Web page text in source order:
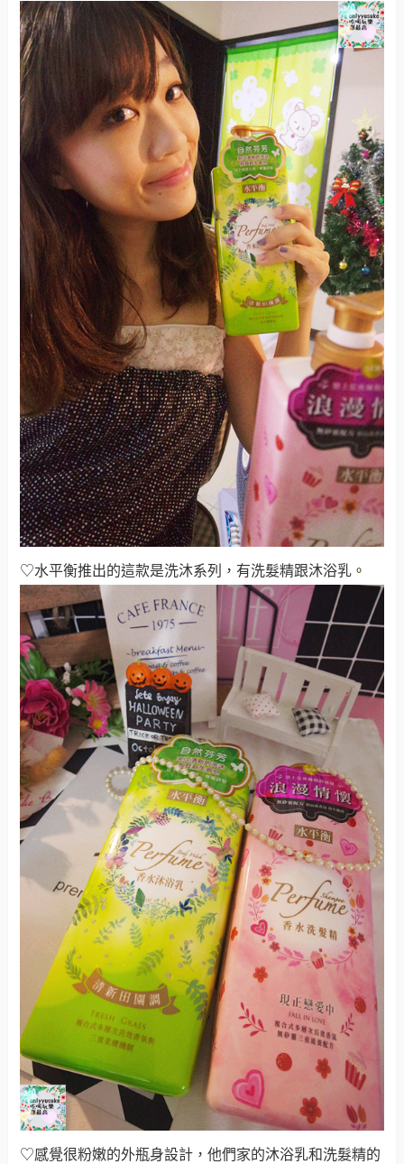
♡水平衡推出的這款是洗沐系列，有洗髮精跟沐浴乳 。
♡感覺很粉嫩的外瓶身設計，他們家的沐浴乳和洗髮精的